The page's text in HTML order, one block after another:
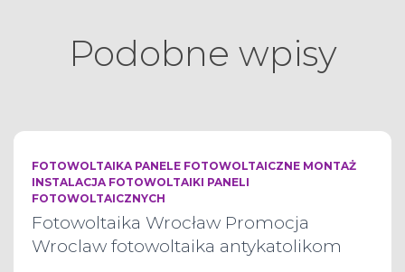
Podobne wpisy
FOTOWOLTAIKA PANELE FOTOWOLTAICZNE MONTAŻ
INSTALACJA FOTOWOLTAIKI PANELI
FOTOWOLTAICZNYCH
Fotowoltaika Wrocław Promocja
Wroclaw fotowoltaika antykatolikom